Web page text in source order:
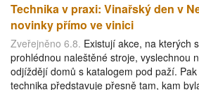
Technika v praxi: Vinařský den v
novinky přímo ve vinici
Zveřejněno 6.8. Existují akce, na kterých
prohlédnou naleštěné stroje, vyslechnou
odjíždějí domů s katalogem pod paží.
technika představuje přesně tam, kam